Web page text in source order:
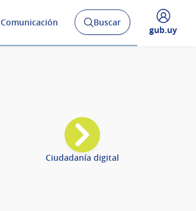
Comunicación
AbrirBuscar
Desplegar
gub.uy
Ciudadanía digital